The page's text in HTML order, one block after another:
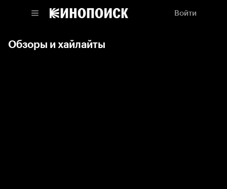
Войти
Обзоры и хайлайты